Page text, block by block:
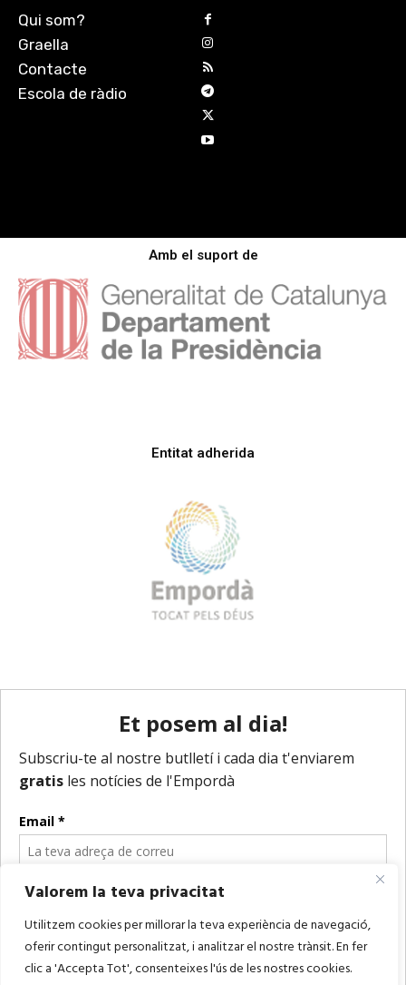
Valorem la teva privacitat
Utilitzem cookies per millorar la teva experiència de navegació,
oferir contingut personalitzat, i analitzar el nostre trànsit. En fer
clic a 'Accepta Tot', consenteixes l'ús de les nostres cookies.
Qui som?
Graella
Contacte
Escola de ràdio
Amb el suport de
Entitat adherida